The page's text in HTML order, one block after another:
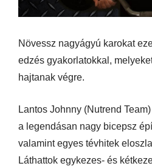
Növessz nagyágyú karokat
edzés gyakorlatokkal,
hajtanak végre.
Lantos Johnny (Nutrend
a legendásan nagy bicepsz
valamint egyes tévhitek
Láthattok egykezes- és